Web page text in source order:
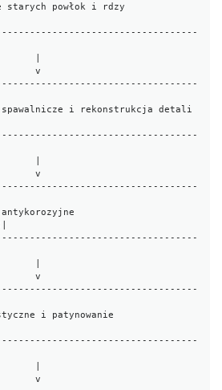
starych powłok i rdzy
v
spawalnicze i rekonstrukcja detali
v
v
i patynowanie
v